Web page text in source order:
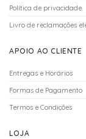
Política de privacidade
Livro de reclamações
APOIO AO CLIENTE
Entregas e Horários
Formas de Pagamento
Termos e Condições
LOJA